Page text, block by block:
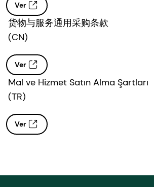
Ver
货物与服务通用采购条款
(CN)
Ver
Mal ve Hizmet Satın Alma Şartları
(TR)
Ver